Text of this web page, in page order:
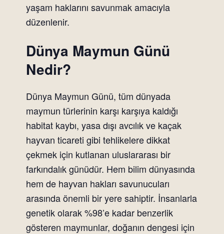
yaşam haklarını savunmak amacıyla
düzenlenir.
Dünya Maymun Günü
Nedir?
Dünya Maymun Günü, tüm dünyada
maymun türlerinin karşı karşıya kaldığı
habitat kaybı, yasa dışı avcılık ve kaçak
hayvan ticareti gibi tehlikelere dikkat
çekmek için kutlanan uluslararası bir
farkındalık günüdür. Hem bilim dünyasında
hem de hayvan hakları savunucuları
arasında önemli bir yere sahiptir. İnsanlarla
genetik olarak %98’e kadar benzerlik
gösteren maymunlar, doğanın dengesi için